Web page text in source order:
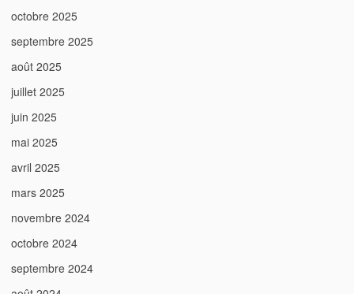
octobre 2025
septembre 2025
août 2025
juillet 2025
juin 2025
mai 2025
avril 2025
mars 2025
novembre 2024
octobre 2024
septembre 2024